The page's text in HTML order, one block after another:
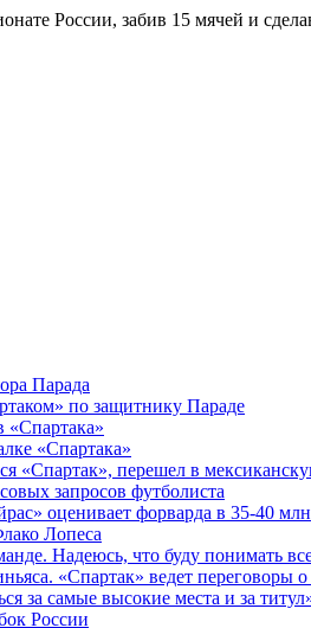
России, забив 15 мячей и
Парада
по защитнику Параде
«Спартака»
«Спартака»
«Спартак», перешел в
запросов футболиста
оценивает форварда в 35-40 млн
Лопеса
Надеюсь, что буду понимать
«Спартак» ведет переговоры о
за самые высокие места и за
России